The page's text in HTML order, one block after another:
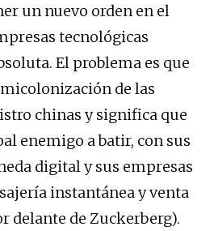
un nuevo orden en el
tecnológicas
El problema es que
de las
chinas y significa que
enemigo a batir, con sus
digital y sus empresas
instantánea y venta
delante de Zuckerberg).